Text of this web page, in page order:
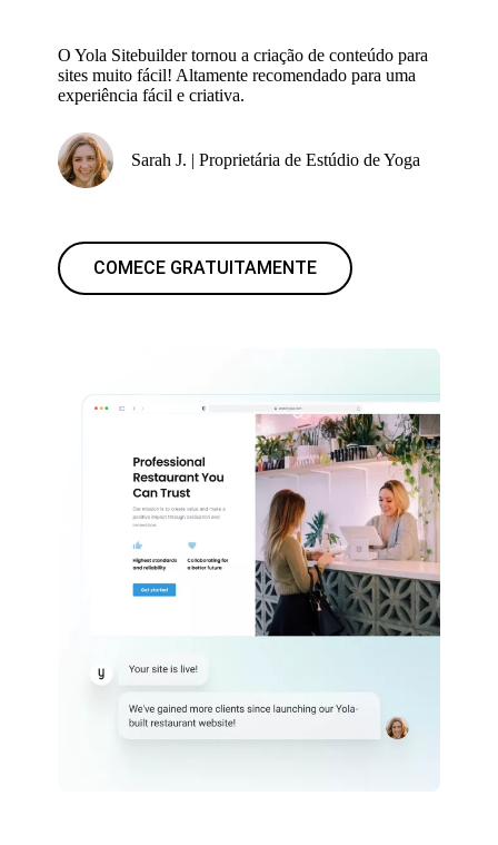
O Yola Sitebuilder tornou a criação de conteúdo para
sites muito fácil! Altamente recomendado para uma
experiência fácil e criativa.
Sarah J. | Proprietária de Estúdio de Yoga
COMECE GRATUITAMENTE